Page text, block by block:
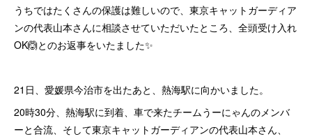
うちではたくさんの保護は難しいので、東京キャットガーディア
ンの代表山本さんに相談させていただいたところ、全頭受け入れ
OK🙆とのお返事をいたました✨
21日、愛媛県今治市を出たあと、熱海駅に向かいました。
20時30分、熱海駅に到着、車で来たチームうーにゃんのメンバ
ーと合流、そして東京キャットガーディアンの代表山本さん、